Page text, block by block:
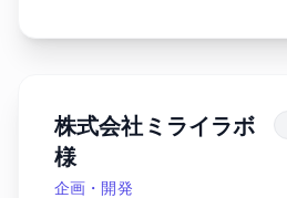
株式会社ミライラボ
様
企画・開発